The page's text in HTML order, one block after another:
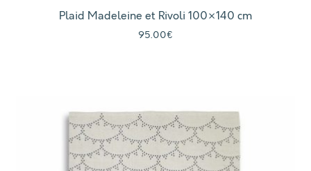
Plaid Madeleine et Rivoli 100×140 cm
95.00€